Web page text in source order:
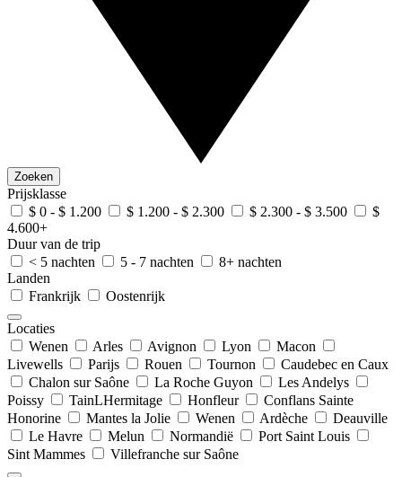
Zoeken
Prijsklasse
$ 0 - $ 1.200
$ 1.200 - $ 2.300 $ 2.300 - $ 3.500
$
4.600+
Duur van de trip
< 5 nachten
5 - 7 nachten
8+ nachten
Landen
Frankrijk
Oostenrijk
Locaties
Wenen
Arles Avignon Lyon
Macon
Livewells
Parijs Rouen Tournon
Caudebec en Caux
Chalon sur Saône
La Roche Guyon
Les Andelys
Poissy
TainLHermitage Honfleur
Conflans Sainte
Honorine
Mantes la Jolie Wenen Ardèche
Deauville
Le Havre
Melun Normandië
Port Saint Louis
Sint Mammes
Villefranche sur Saône